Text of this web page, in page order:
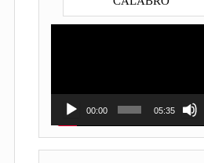
00:00 05:35